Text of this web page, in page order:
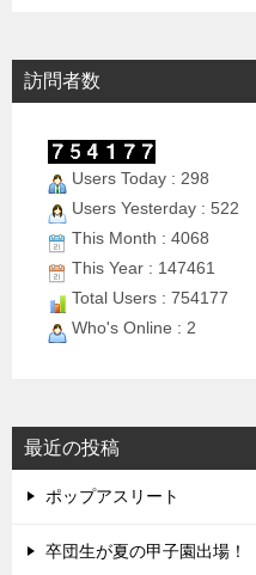
訪問者数
Users Today : 298
Users Yesterday : 522
This Month : 4068
This Year : 147461
Total Users : 754177
Who's Online : 2
最近の投稿
ポップアスリート
卒団生が夏の甲子園出場！